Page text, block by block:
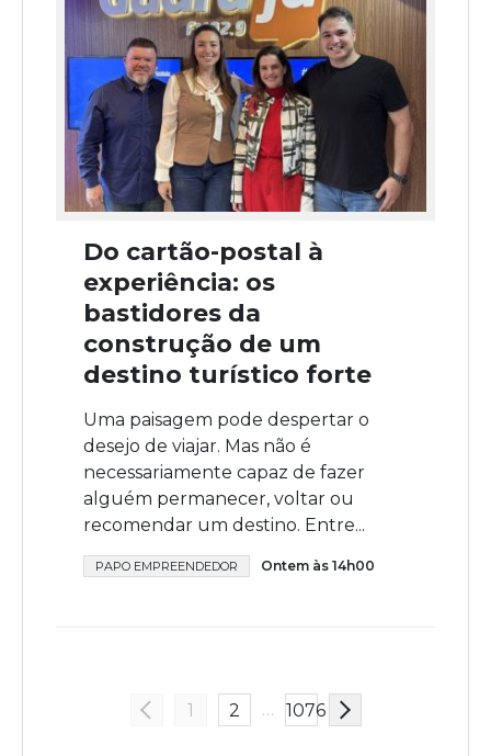
Do cartão-postal à
experiência: os
bastidores da
construção de um
destino turístico forte
Uma paisagem pode despertar o
desejo de viajar. Mas não é
necessariamente capaz de fazer
alguém permanecer, voltar ou
recomendar um destino. Entre...
PAPO EMPREENDEDOR Ontem às 14h00
1 2 … 1076